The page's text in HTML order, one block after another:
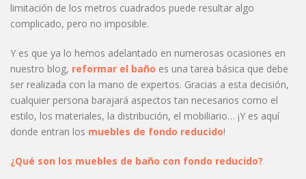
limitación de los metros cuadrados puede resultar algo
complicado, pero no imposible.
Y es que ya lo hemos adelantado en numerosas ocasiones en
nuestro blog, reformar el baño es una tarea básica que debe
ser realizada con la mano de expertos. Gracias a esta decisión,
cualquier persona barajará aspectos tan necesarios como el
estilo, los materiales, la distribución, el mobiliario… ¡Y es aquí
donde entran los muebles de fondo reducido!
¿Qué son los muebles de baño con fondo reducido?